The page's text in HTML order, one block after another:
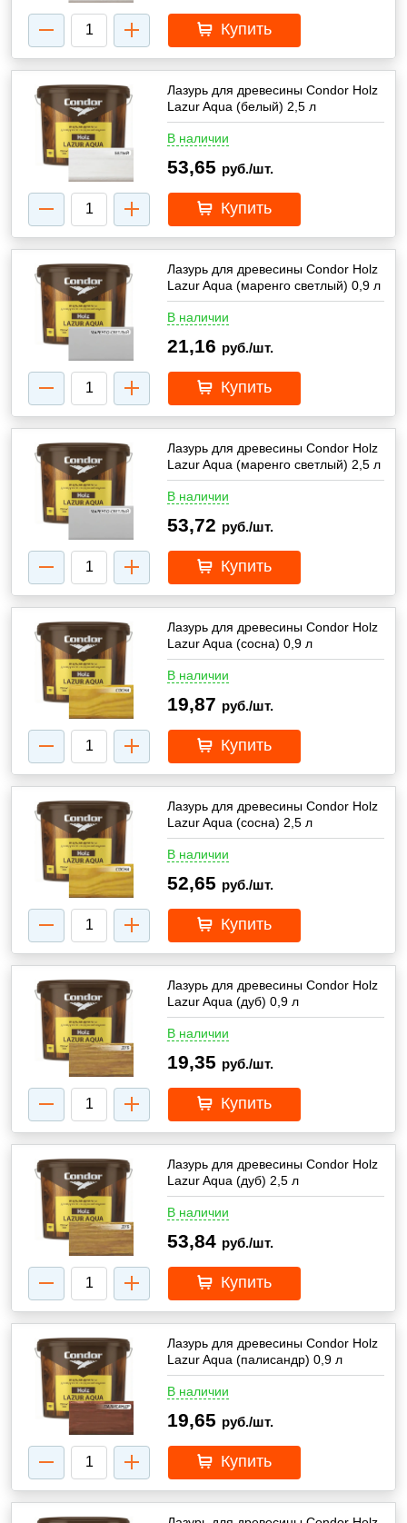
Купить
Лазурь для древесины Condor Holz
Lazur Aqua (белый) 2,5 л
В наличии
53,65 руб./шт.
Купить
Лазурь для древесины Condor Holz
Lazur Aqua (маренго светлый) 0,9 л
В наличии
21,16 руб./шт.
Купить
Лазурь для древесины Condor Holz
Lazur Aqua (маренго светлый) 2,5 л
В наличии
53,72 руб./шт.
Купить
Лазурь для древесины Condor Holz
Lazur Aqua (сосна) 0,9 л
В наличии
19,87 руб./шт.
Купить
Лазурь для древесины Condor Holz
Lazur Aqua (сосна) 2,5 л
В наличии
52,65 руб./шт.
Купить
Лазурь для древесины Condor Holz
Lazur Aqua (дуб) 0,9 л
В наличии
19,35 руб./шт.
Купить
Лазурь для древесины Condor Holz
Lazur Aqua (дуб) 2,5 л
В наличии
53,84 руб./шт.
Купить
Лазурь для древесины Condor Holz
Lazur Aqua (палисандр) 0,9 л
В наличии
19,65 руб./шт.
Купить